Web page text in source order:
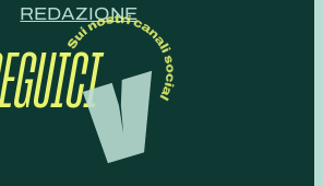
REDAZIONE